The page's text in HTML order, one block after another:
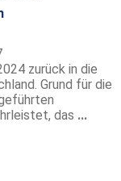
zurück in die
Grund für die
das ...